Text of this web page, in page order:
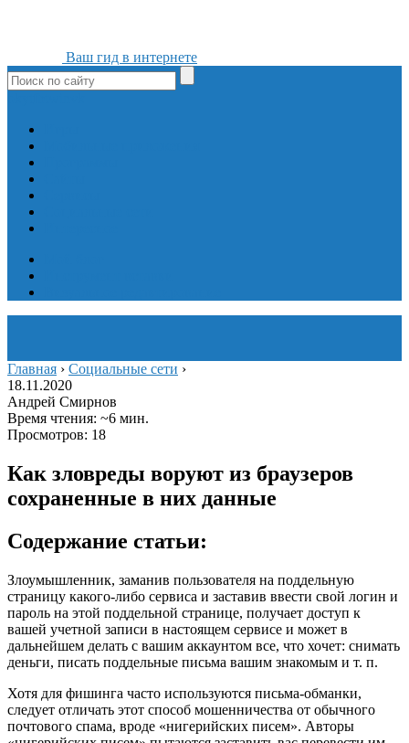
Ваш гид в интернете
Главная › Социальные сети ›
18.11.2020
Андрей Смирнов
Время чтения: ~6 мин.
Просмотров: 18
Как зловреды воруют из браузеров
сохраненные в них данные
Содержание статьи:
Злоумышленник, заманив пользователя на поддельную
страницу какого-либо сервиса и заставив ввести свой логин и
пароль на этой поддельной странице, получает доступ к
вашей учетной записи в настоящем сервисе и может в
дальнейшем делать с вашим аккаунтом все, что хочет: снимать
деньги, писать поддельные письма вашим знакомым и т. п.
Хотя для фишинга часто используются письма-обманки,
следует отличать этот способ мошенничества от обычного
почтового спама, вроде «нигерийских писем». Авторы